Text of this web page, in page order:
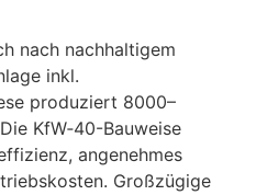
nach nachhaltigem
inkl.
produziert 8000–
KfW‑40-Bauweise
angenehmes
Großzügige